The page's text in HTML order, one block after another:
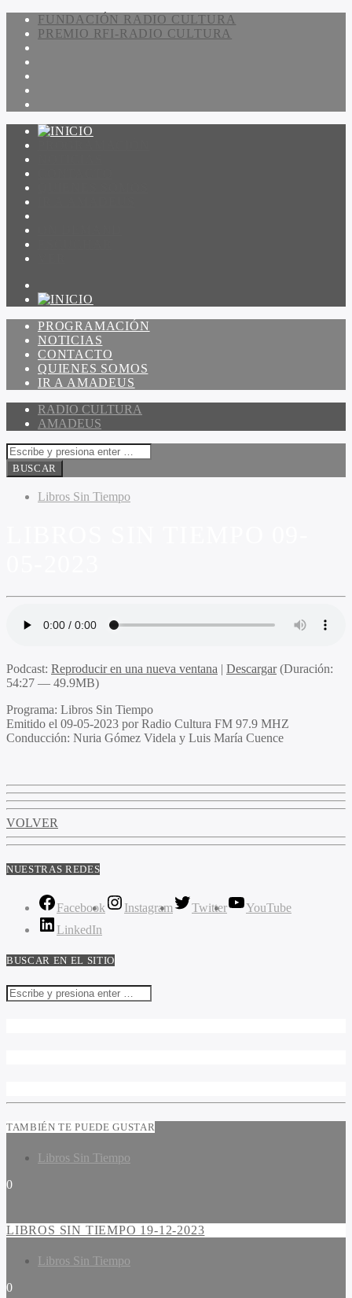
FUNDACIÓN RADIO CULTURA
PREMIO RFI-RADIO CULTURA
PROGRAMACIÓN
NOTICIAS
CONTACTO
QUIENES SOMOS
IR A AMADEUS
RADIO CULTURA
AMADEUS
Libros Sin Tiempo
Podcast: Reproducir en una nueva ventana | Descargar(Duración:
54:27 — 49.9MB)
Programa: Libros Sin Tiempo
Emitido el 09-05-2023 por Radio Cultura FM 97.9 MHZ
Conducción: Nuria Gómez Videla y Luis María Cuence
VOLVER
NUESTRAS REDES
Facebook Instagram Twitter
YouTube
LinkedIn
BUSCAR EN EL SITIO
TAMBIÉN TE PUEDE GUSTAR
Libros Sin Tiempo
0
LIBROS SIN TIEMPO 19-12-2023
Libros Sin Tiempo
0